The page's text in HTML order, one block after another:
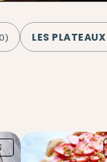
0) LES PLATEAUX